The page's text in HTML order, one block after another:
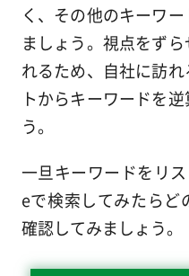
く、その他のキーワ
ましょう。視点をず
れるため、自社に訪
トからキーワードを
う。
一旦キーワードをリ
eで検索してみたらど
確認してみましょう。